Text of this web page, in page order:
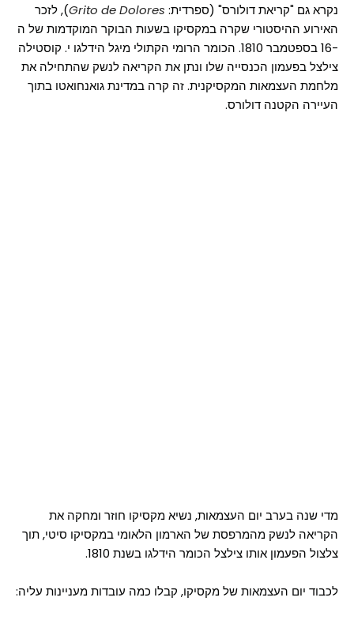
נקרא גם "קריאת דולורס" (ספרדית: Grito de Dolores), לזכר
האירוע ההיסטורי שקרה במקסיקו בשעות הבוקר המוקדמות של ה
-16 בספטמבר 1810. הכומר הרומי הקתולי מיגל הידלגו י. קוסטילה
צילצל בפעמון הכנסייה שלו ונתן את הקריאה לנשק שהתחילה את
מלחמת העצמאות המקסיקנית. זה קרה במדינת גואנחואטו בתוך
העיירה הקטנה דולורס.
מדי שנה בערב יום העצמאות, נשיא מקסיקו חוזר ומחקה את
הקריאה לנשק מהמרפסת של הארמון הלאומי במקסיקו סיטי, תוך
צלצול הפעמון אותו צילצל הכומר הידלגו בשנת 1810.
לכבוד יום העצמאות של מקסיקו, קבלו כמה עובדות מעניינות עליה: